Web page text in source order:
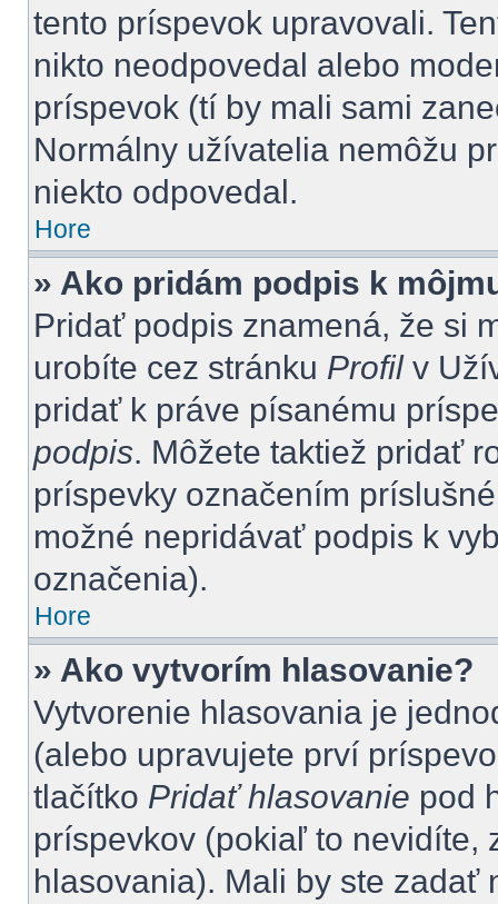
tento príspevok upravovali.
nikto neodpovedal alebo
príspevok (tí by mali sami
Normálny užívatelia nemôžu
niekto odpovedal.
Hore
» Ako pridám podpis k
Pridať podpis znamená, že si
urobíte cez stránku Profilv
pridať k práve písanému
podpis. Môžete taktiež pridať
príspevky označením
možné nepridávať podpis k
označenia).
Hore
» Ako vytvorím hlasovanie?
Vytvorenie hlasovania je
(alebo upravujete prví
tlačítko Pridať hlasovanie pod
príspevkov (pokiaľ to nevidíte,
hlasovania). Mali by ste zadať